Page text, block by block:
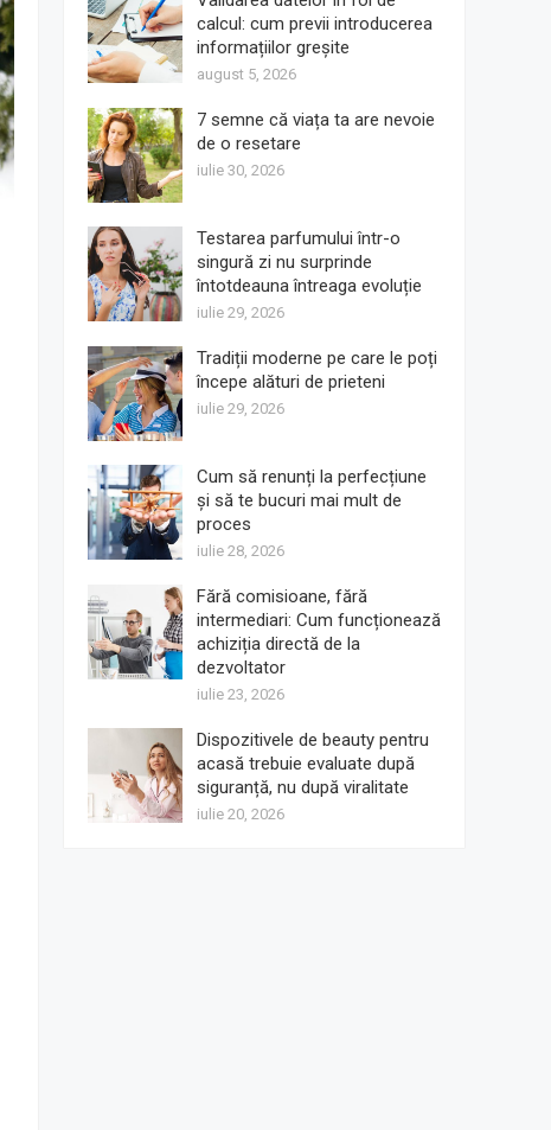
calcul: cum previi introducerea
informațiilor greșite
august 5, 2026
7 semne că viața ta are nevoie
de o resetare
iulie 30, 2026
Testarea parfumului într-o
singură zi nu surprinde
întotdeauna întreaga evoluție
iulie 29, 2026
Tradiții moderne pe care le poți
începe alături de prieteni
iulie 29, 2026
Cum să renunți la perfecțiune
și să te bucuri mai mult de
proces
iulie 28, 2026
Fără comisioane, fără
intermediari: Cum funcționează
achiziția directă de la
dezvoltator
iulie 23, 2026
Dispozitivele de beauty pentru
acasă trebuie evaluate după
siguranță, nu după viralitate
iulie 20, 2026